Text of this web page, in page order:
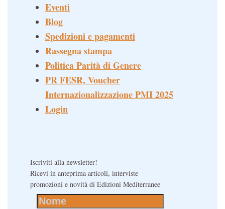
Eventi
Blog
Spedizioni e pagamenti
Rassegna stampa
Politica Parità di Genere
PR FESR, Voucher
Internazionalizzazione PMI 2025
Login
Iscriviti alla newsletter!
Ricevi in anteprima articoli, interviste
promozioni e novità di Edizioni Mediterranee